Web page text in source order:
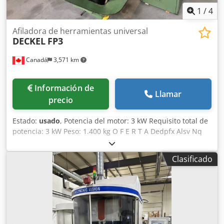
1 /4
Canadá 3,571 km
Afiladora de herramientas universal
DECKEL FP3
Información de
precio
Llamar
Estado: usado, Potencia del motor: 3 kW Requisito total de
potencia: 3 kW Peso: 1.400 kg O F E R T A Dedpfx Alsv Nq
Sksneck Podemos ofrecerle, salvo venta previa y errores,
sin compromiso y disponible de inmediato desde nuestro
almacén: DECKEL Fresadora universal de herramientas con
visualizador digital FAGOR de 3 ejes Modelo FP 3 Año de
fabricación Nº de serie Recorridos de mesa: Longitudinal
motor/manualmente: 490 / 500 mm Vertical
motor/manualmente: 370 / 380 mm Transversal
motor/manualmente: 290 / 300 mm Mesa angular fija 2230,
Clasificado